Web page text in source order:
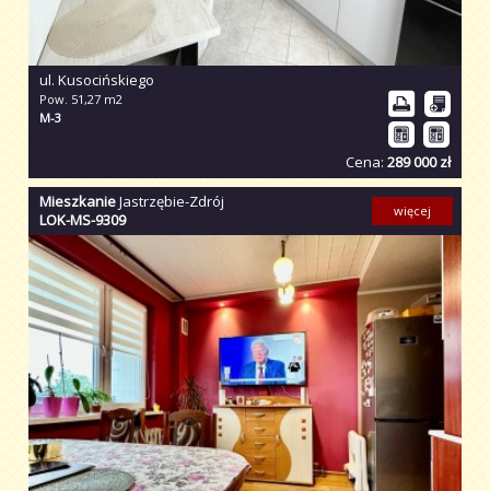
ul. Kusocińskiego
Pow. 51,27 m2
M-3
Cena: 289 000 zł
MieszkanieJastrzębie-Zdrój
LOK-MS-9309
więcej